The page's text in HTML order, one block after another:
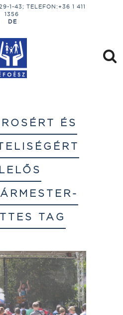
1-43; TELEFON:+36 1 411
1356
DE
ÉS
TAG